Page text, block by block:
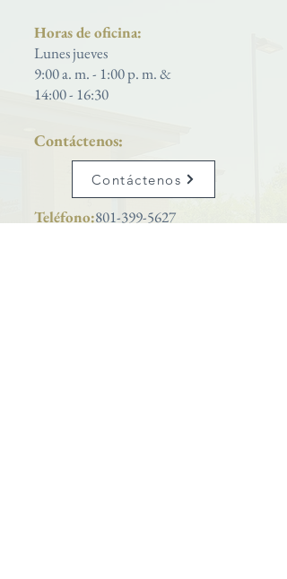
Horas de oficina:
Lunes jueves
9:00 a. m. - 1:00 p. m. &
14:00 - 16:30
Contáctenos:
Contáctenos
Teléfono:801-399-5627